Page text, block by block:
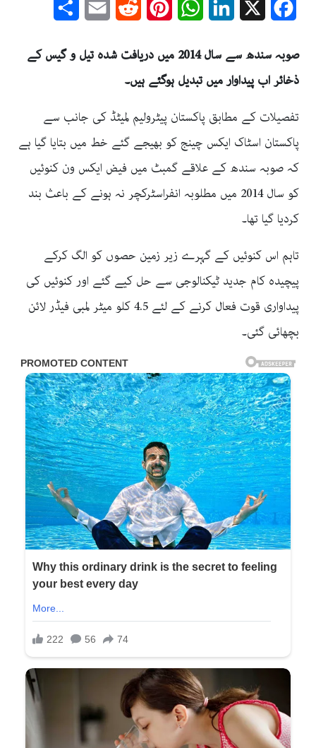
Facebook
LinkedIn
WhatsApp
Pinterest
Reddit
Email
صوبہ سندھ سے سال 2014 میں دریافت شدہ تیل و گیس کے
ذخائر اب پیداوار میں تبدیل ہوگئے ہیں۔
تفصیلات کے مطابق پاکستان پیٹرولیم لمیٹڈ کی جانب سے
پاکستان اسٹاک ایکس چینج کو بھیجے گئے خط میں بتایا گیا ہے
کہ صوبہ سندھ کے علاقے گمبٹ میں فیض ایکس ون کنوئیں
کو سال 2014 میں مطلوبہ انفراسٹرکچر نہ ہونے کے باعث بند
کردیا گیا تھا۔
تاہم اس کنوئیں کے گہرے زیر زمین حصوں کو الگ کرکے
پیچیدہ کام جدید ٹیکنالوجی سے حل کیے گئے اور کنوئیں کی
پیداواری قوت فعال کرنے کے لئے 4.5 کلو میٹر لمبی فیڈر لائن
بچھائی گئی۔